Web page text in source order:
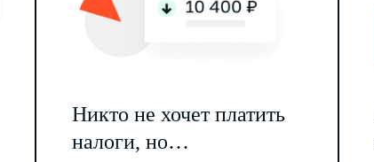
Никто не хочет платить
налоги, но…